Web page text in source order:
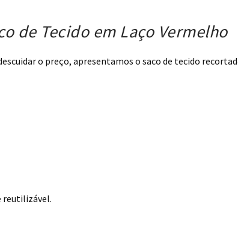
de Tecido em Laço Vermelho
o preço, apresentamos o saco de tecido
reutilizável.